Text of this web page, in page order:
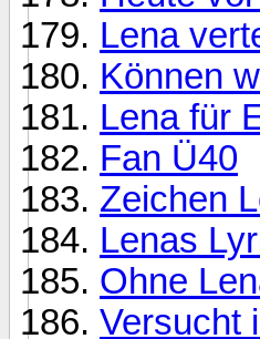
Lena
Können
Lena für
Fan Ü40
Zeichen
Lenas
Ohne
Versucht